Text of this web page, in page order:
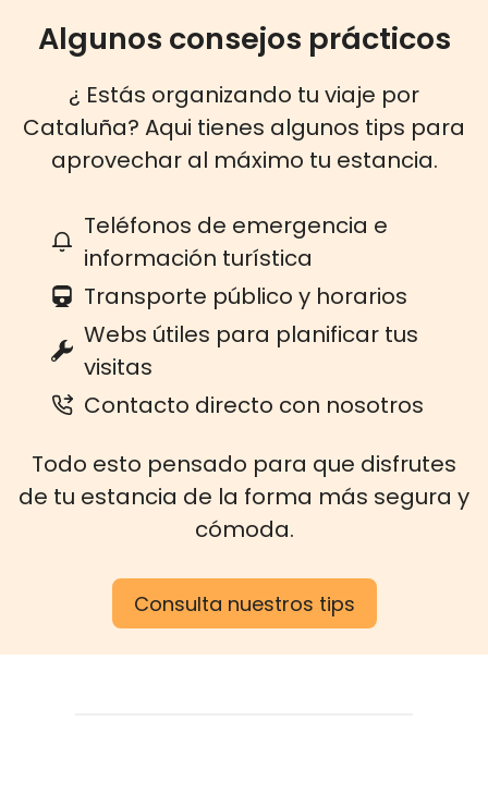
Algunos consejos prácticos
¿ Estás organizando tu viaje por
Cataluña? Aqui tienes algunos tips para
aprovechar al máximo tu estancia.
Teléfonos de emergencia e
información turística
Transporte público y horarios
Webs útiles para planificar tus
visitas
Contacto directo con nosotros
Todo esto pensado para que disfrutes
de tu estancia de la forma más segura y
cómoda.
Consulta nuestros tips